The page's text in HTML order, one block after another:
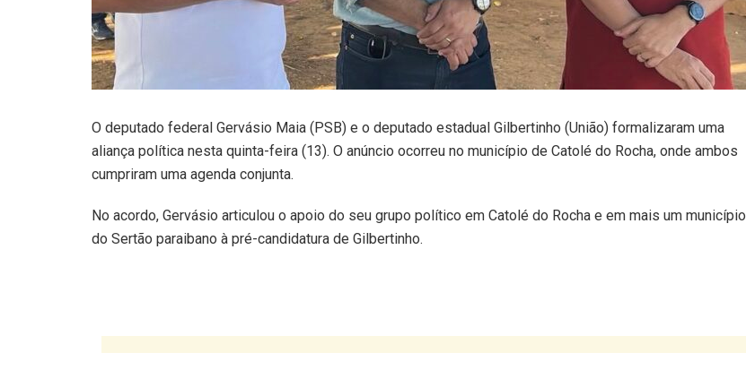
O deputado federal Gervásio Maia (PSB) e o deputado estadual Gilbertinho (União) formalizaram uma
aliança política nesta quinta-feira (13). O anúncio ocorreu no município de Catolé do Rocha, onde ambos
cumpriram uma agenda conjunta.
No acordo, Gervásio articulou o apoio do seu grupo político em Catolé do Rocha e em mais um município
do Sertão paraibano à pré-candidatura de Gilbertinho.